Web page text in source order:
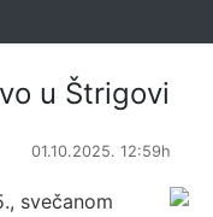
u Štrigovi
01.10.2025. 12:59h
svečanom